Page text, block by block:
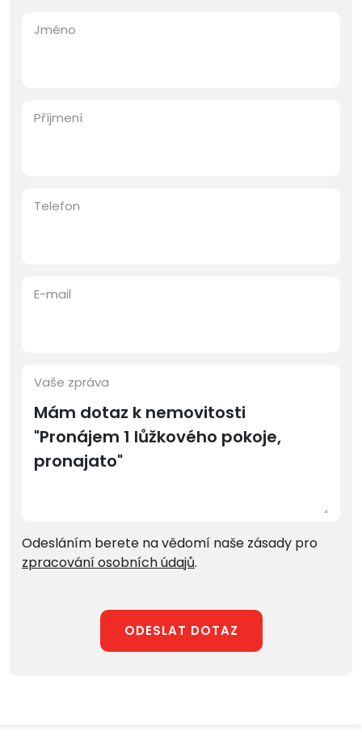
Jméno
Příjmení
Telefon
E-mail
Vaše zpráva
Odesláním berete na vědomí naše zásady pro
zpracování osobních údajů.
ODESLAT DOTAZ